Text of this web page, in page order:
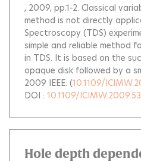
, 2009, pp.1-2. Classical
method is not directly
Spectroscopy (TDS)
simple and reliable method
in TDS. It is based on the
opaque disk followed by a
2009 IEEE. (10.1109/
DOI : 10.1109/
Hole depth